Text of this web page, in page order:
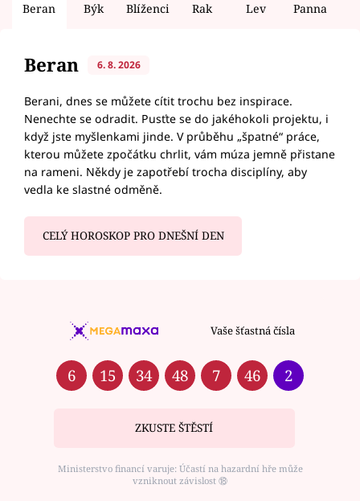
Beran Býk Blíženci Rak Lev Panna
Beran 6. 8. 2026
Berani, dnes se můžete cítit trochu bez inspirace.
Nenechte se odradit. Pusťte se do jakéhokoli projektu, i
když jste myšlenkami jinde. V průběhu „špatné“ práce,
kterou můžete zpočátku chrlit, vám múza jemně přistane
na rameni. Někdy je zapotřebí trocha disciplíny, aby
vedla ke slastné odměně.
CELÝ HOROSKOP PRO DNEŠNÍ DEN
Vaše šťastná čísla
6 15 34 48 7 46 2
ZKUSTE ŠTĚSTÍ
Ministerstvo financí varuje: Účastí na hazardní hře může
vzniknout závislost ⑱